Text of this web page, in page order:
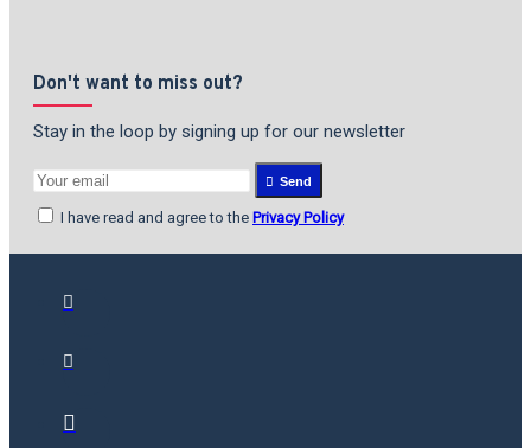
Don't want to miss out?
Stay in the loop by signing up for our newsletter
Send
I have read and agree to the Privacy Policy